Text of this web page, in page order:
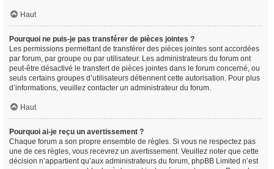
Haut
Pourquoi ne puis-je pas transférer de pièces jointes ?
Les permissions permettant de transférer des pièces jointes sont accordées
par forum, par groupe ou par utilisateur. Les administrateurs du forum ont
peut-être désactivé le transfert de pièces jointes dans le forum concerné, ou
seuls certains groupes d’utilisateurs détiennent cette autorisation. Pour plus
d’informations, veuillez contacter un administrateur du forum.
Haut
Pourquoi ai-je reçu un avertissement ?
Chaque forum a son propre ensemble de règles. Si vous ne respectez pas
une de ces règles, vous recevrez un avertissement. Veuillez noter que cette
décision n’appartient qu’aux administrateurs du forum, phpBB Limited n’est